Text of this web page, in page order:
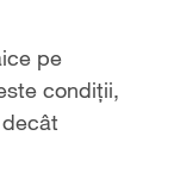
pe
condiții,